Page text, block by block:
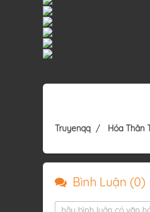
Truyenqq Hóa Thân
Bình Luận (0)